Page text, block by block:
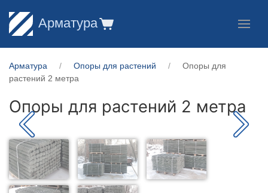
Арматура
Арматура Опоры для растений
Опоры для
растений 2 метра
Опоры для растений 2 метра